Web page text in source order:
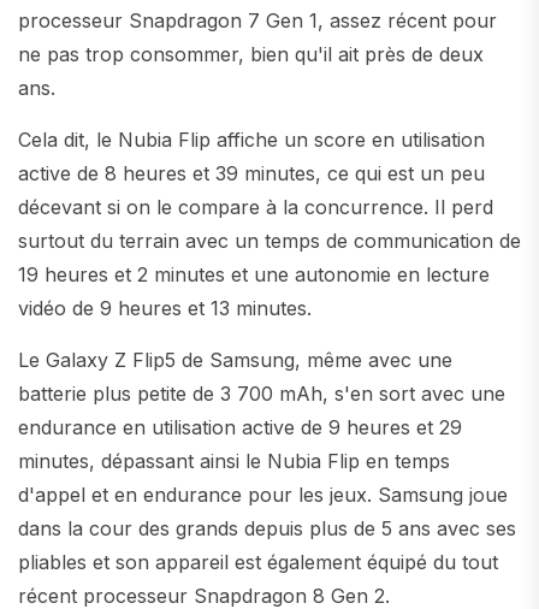
processeur Snapdragon 7 Gen 1, assez récent pour
ne pas trop consommer, bien qu'il ait près de deux
ans.
Cela dit, le Nubia Flip affiche un score en utilisation
active de 8 heures et 39 minutes, ce qui est un peu
décevant si on le compare à la concurrence. Il perd
surtout du terrain avec un temps de communication de
19 heures et 2 minutes et une autonomie en lecture
vidéo de 9 heures et 13 minutes.
Le Galaxy Z Flip5 de Samsung, même avec une
batterie plus petite de 3 700 mAh, s'en sort avec une
endurance en utilisation active de 9 heures et 29
minutes, dépassant ainsi le Nubia Flip en temps
d'appel et en endurance pour les jeux. Samsung joue
dans la cour des grands depuis plus de 5 ans avec ses
pliables et son appareil est également équipé du tout
récent processeur Snapdragon 8 Gen 2.